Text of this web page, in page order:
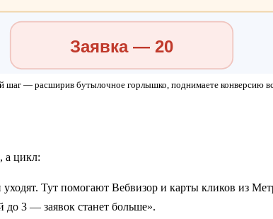
Заявка — 20
шаг — расширив бутылочное горлышко, поднимаете конверсию
а цикл:
Тут помогают Вебвизор и карты кликов из
3 — заявок станет больше».